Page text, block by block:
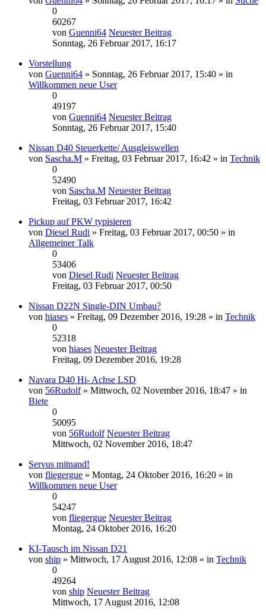
0
60267
von Guenni64 Neuester Beitrag
Sonntag, 26 Februar 2017, 16:17
Vorstellung
von Guenni64 » Sonntag, 26 Februar 2017, 15:40 » in
Willkommen neue User
0
49197
von Guenni64 Neuester Beitrag
Sonntag, 26 Februar 2017, 15:40
Nissan D40 Steuerkette/ Ausgleiswellen
von Sascha.M » Freitag, 03 Februar 2017, 16:42 » in Technik
0
52490
von Sascha.M Neuester Beitrag
Freitag, 03 Februar 2017, 16:42
Pickup auf PKW typisieren
von Diesel Rudi » Freitag, 03 Februar 2017, 00:50 » in
Allgemeiner Talk
0
53406
von Diesel Rudi Neuester Beitrag
Freitag, 03 Februar 2017, 00:50
Nissan D22N Single-DIN Umbau?
von hiases » Freitag, 09 Dezember 2016, 19:28 » in Technik
0
52318
von hiases Neuester Beitrag
Freitag, 09 Dezember 2016, 19:28
Navara D40 Hi- Achse LSD
von 56Rudolf» Mittwoch, 02 November 2016, 18:47 » in
Biete
0
50095
von 56Rudolf Neuester Beitrag
Mittwoch, 02 November 2016, 18:47
Servus mitnand!
von fliegergue » Montag, 24 Oktober 2016, 16:20 » in
Willkommen neue User
0
54247
von fliegergue Neuester Beitrag
Montag, 24 Oktober 2016, 16:20
KI-Tausch im Nissan D21
von ship » Mittwoch, 17 August 2016, 12:08 » in Technik
0
49264
von ship Neuester Beitrag
Mittwoch, 17 August 2016, 12:08